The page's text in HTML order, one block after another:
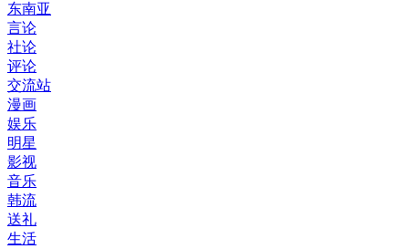
东南亚
言论
社论
评论
交流站
漫画
娱乐
明星
影视
音乐
韩流
送礼
生活